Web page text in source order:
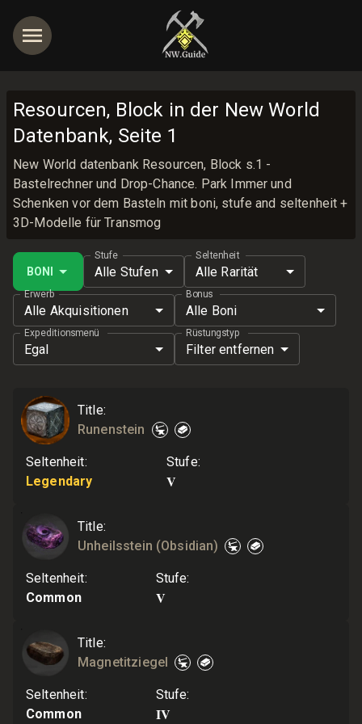
Resourcen, Block in der New World
Datenbank, Seite 1
New World datenbank Resourcen, Block s.1 -
Bastelrechner und Drop-Chance. Park Immer und
Schenken vor dem Basteln mit boni, stufe and seltenheit +
3D-Modelle für Transmog
BONI
Stufe
Alle Stufen
Seltenheit
Alle Rarität
Erwerb
Alle Akquisitionen
Bonus
Alle Boni
Expeditionsmenü
Egal
Rüstungstyp
Filter entfernen
Title:
Runenstein
Seltenheit:
Legendary
Stufe:
V
Title:
Unheilsstein (Obsidian)
Seltenheit:
Common
Stufe:
V
Title:
Magnetitziegel
Seltenheit:
Common
Stufe:
IV